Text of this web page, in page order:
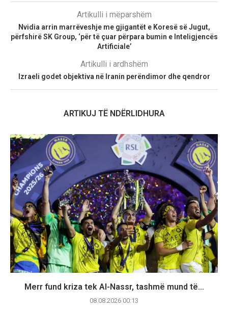
Artikulli i mëparshëm
Nvidia arrin marrëveshje me gjigantët e Koresë së Jugut,
përfshirë SK Group, ‘për të çuar përpara bumin e Inteligjencës
Artificiale’
Artikulli i ardhshëm
Izraeli godet objektiva në Iranin perëndimor dhe qendror
ARTIKUJ TË NDËRLIDHURA
Merr fund kriza tek Al-Nassr, tashmë mund të...
08.08.2026 00:13